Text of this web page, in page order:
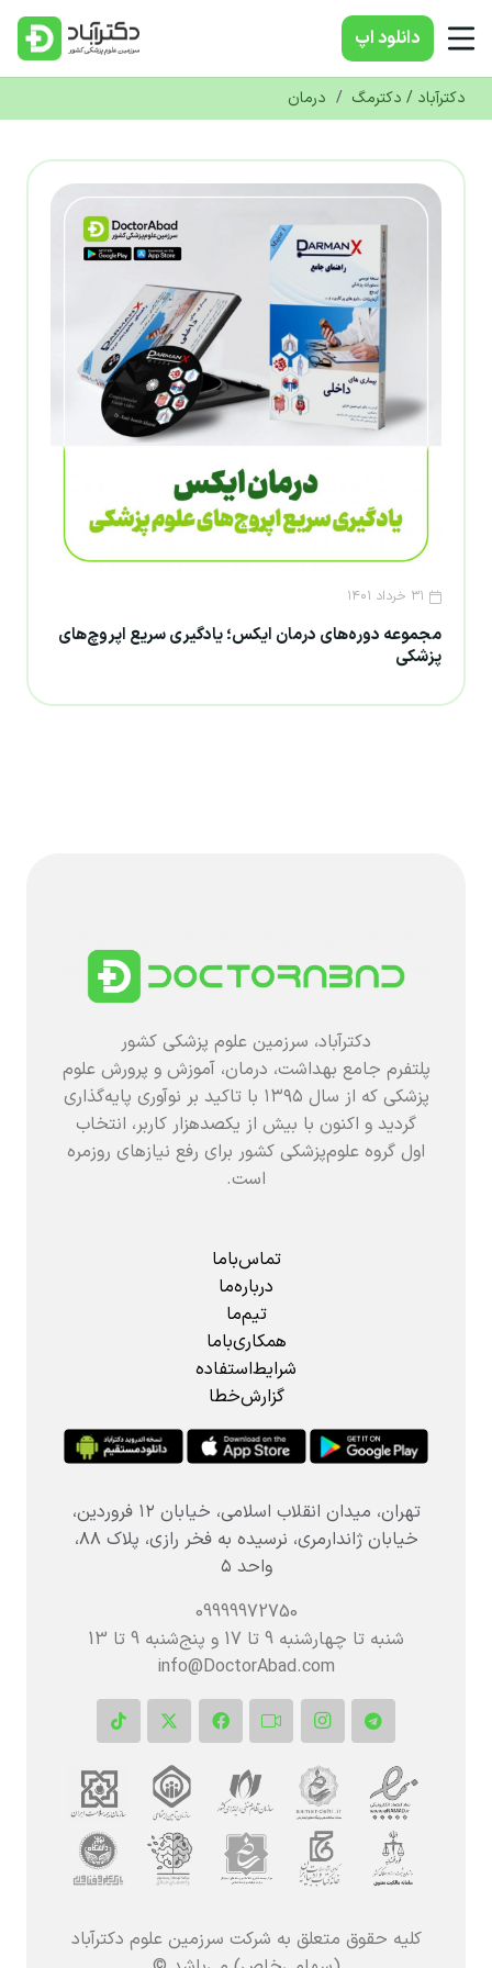
دانلود‌ اپ
دکترآباد / دکترمگ / درمان
۳۱ خرداد ۱۴۰۱
مجموعه دوره‌های درمان ایکس؛ یادگیری سریع اپروچ‌های
پزشکی
دکترآباد، سرزمین علوم پزشکی کشور
پلتفرم جامع بهداشت، درمان، آموزش و پرورش علوم
پزشکی که از سال ۱۳۹۵ با تاکید بر نوآوری پایه‌گذاری
گردید و اکنون با بیش از یکصدهزار کاربر، انتخاب
اول گروه علوم‌پزشکی کشور برای رفع نیازهای روزمره
است.
تماس‌باما
درباره‌ما
تیم‌ما
همکاری‌باما
شرایط‌استفاده
گزارش‌خطا
تهران، میدان انقلاب اسلامی، خیابان ۱۲ فروردین،
خیابان ژاندارمری، نرسیده به فخر رازی، پلاک ۸۸،
واحد ۵
09999972750
شنبه تا چهارشنبه 9 تا 17 و پنج‌شنبه‌ 9 تا 13
info@DoctorAbad.com
کلیه حقوق متعلق به شرکت سرزمین علوم دکترآباد